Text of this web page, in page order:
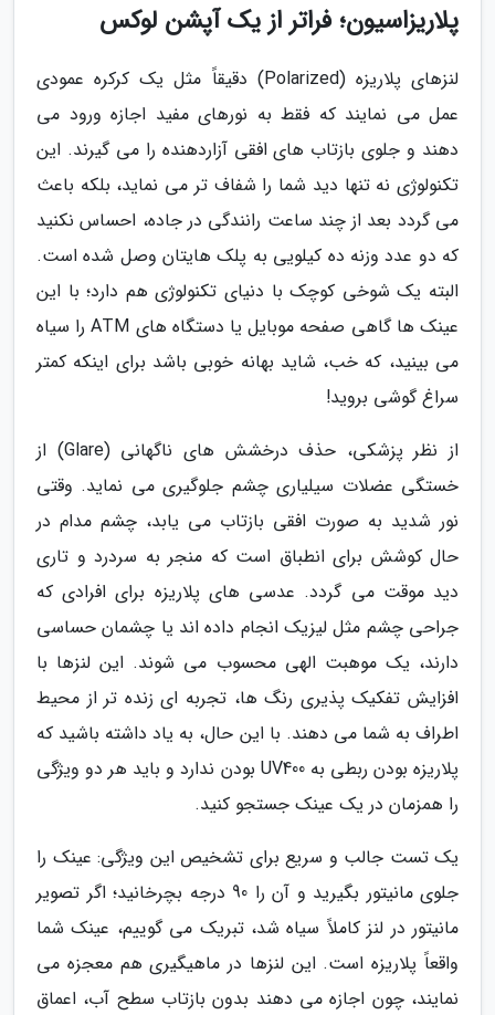
پلاریزاسیون؛ فراتر از یک آپشن لوکس
لنزهای پلاریزه (Polarized) دقیقاً مثل یک کرکره عمودی
عمل می نمایند که فقط به نورهای مفید اجازه ورود می
دهند و جلوی بازتاب های افقی آزاردهنده را می گیرند. این
تکنولوژی نه تنها دید شما را شفاف تر می نماید، بلکه باعث
می گردد بعد از چند ساعت رانندگی در جاده، احساس نکنید
که دو عدد وزنه ده کیلویی به پلک هایتان وصل شده است.
البته یک شوخی کوچک با دنیای تکنولوژی هم دارد؛ با این
عینک ها گاهی صفحه موبایل یا دستگاه های ATM را سیاه
می بینید، که خب، شاید بهانه خوبی باشد برای اینکه کمتر
سراغ گوشی بروید!
از نظر پزشکی، حذف درخشش های ناگهانی (Glare) از
خستگی عضلات سیلیاری چشم جلوگیری می نماید. وقتی
نور شدید به صورت افقی بازتاب می یابد، چشم مدام در
حال کوشش برای انطباق است که منجر به سردرد و تاری
دید موقت می گردد. عدسی های پلاریزه برای افرادی که
جراحی چشم مثل لیزیک انجام داده اند یا چشمان حساسی
دارند، یک موهبت الهی محسوب می شوند. این لنزها با
افزایش تفکیک پذیری رنگ ها، تجربه ای زنده تر از محیط
اطراف به شما می دهند. با این حال، به یاد داشته باشید که
پلاریزه بودن ربطی به UV400 بودن ندارد و باید هر دو ویژگی
را همزمان در یک عینک جستجو کنید.
یک تست جالب و سریع برای تشخیص این ویژگی: عینک را
جلوی مانیتور بگیرید و آن را 90 درجه بچرخانید؛ اگر تصویر
مانیتور در لنز کاملاً سیاه شد، تبریک می گوییم، عینک شما
واقعاً پلاریزه است. این لنزها در ماهیگیری هم معجزه می
نمایند، چون اجازه می دهند بدون بازتاب سطح آب، اعماق